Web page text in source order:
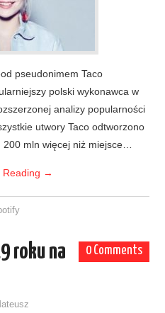
pseudonimem Taco
polski wykonawca w
analizy popularności
utwory Taco odtworzono
mln więcej niż miejsce…
→
0 Comments
roku na